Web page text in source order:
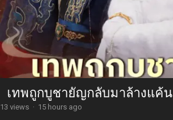
เทพถูกบูชายัญกลับมาล้างแค้น
13 views · 15 hours ago